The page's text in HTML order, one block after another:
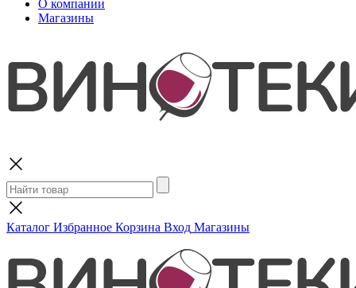
О компании
Магазины
Каталог Избранное Корзина Вход Магазины